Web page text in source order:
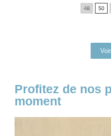
48 50
Profitez de nos
moment